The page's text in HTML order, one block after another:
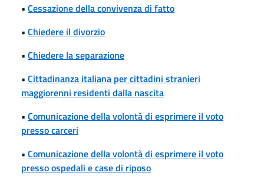
• Cessazione della convivenza di fatto
• Chiedere il divorzio
• Chiedere la separazione
• Cittadinanza italiana per cittadini stranieri
maggiorenni residenti dalla nascita
• Comunicazione della volontà di esprimere il voto
presso carceri
• Comunicazione della volontà di esprimere il voto
presso ospedali e case di riposo